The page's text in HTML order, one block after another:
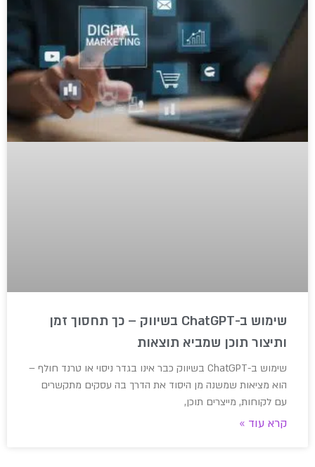
שימוש ב-ChatGPT בשיווק – כך תחסוך זמן
ותיצור תוכן שמביא תוצאות
שימוש ב-ChatGPT בשיווק כבר אינו בגדר ניסוי או טרנד חולף –
הוא מציאות שמשנה מן היסוד את הדרך בה עסקים מתקשרים
עם לקוחות, מייצרים תוכן,
קרא עוד »